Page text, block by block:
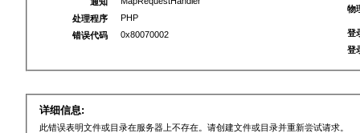
处理程序
PHP
错误代码
0x80070002
物
登
登
详细信息:
此错误表明文件或目录在服务器上不存在。请创建文件或目录并重新尝试请求。